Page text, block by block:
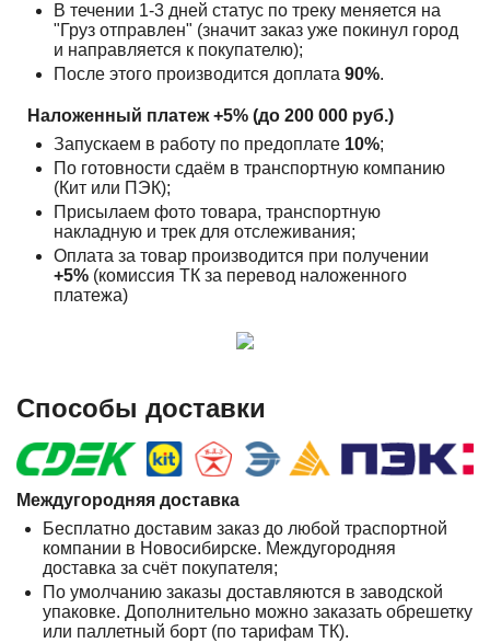
В течении 1-3 дней статус по треку меняется на
"Груз отправлен" (значит заказ уже покинул город
и направляется к покупателю);
После этого производится доплата90%.
Наложенный платеж +5% (до 200 000 руб.)
Запускаем в работу по предоплате 10%;
По готовности сдаём в транспортную компанию
(Кит или ПЭК);
Присылаем фото товара, транспортную
накладную и трек для отслеживания;
Оплата за товар производится при получении
+5% (комиссия ТК за перевод наложенного
платежа)
Способы доставки
Междугородняя доставка
Бесплатно доставим заказ до любой траспортной
компании в Новосибирске. Междугородняя
доставка за счёт покупателя;
По умолчанию заказы доставляются в заводской
упаковке. Дополнительно можно заказать обрешетку
или паллетный борт (по тарифам ТК).